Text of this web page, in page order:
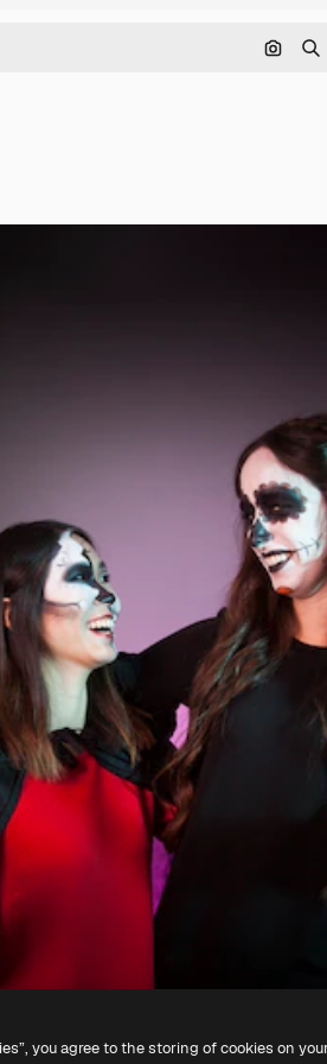
you agree to the storing of cookies on